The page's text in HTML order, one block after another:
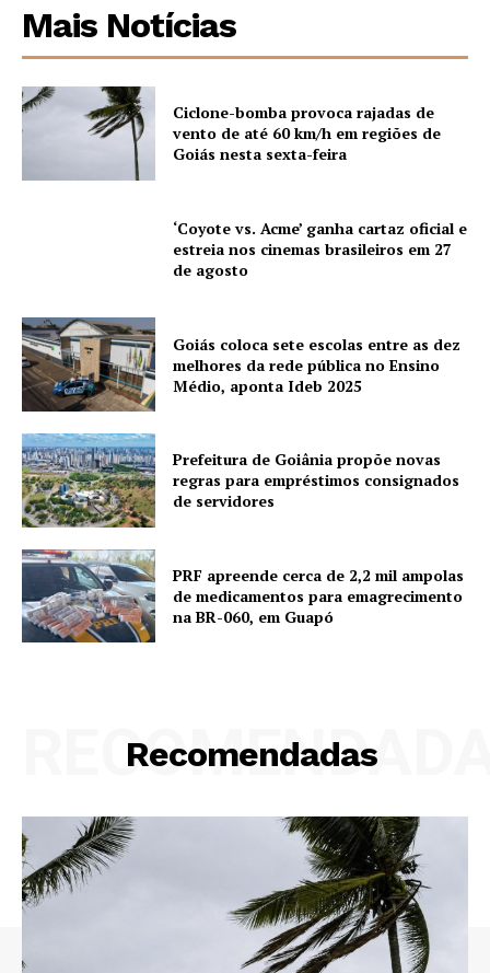
Mais Notícias
Ciclone-bomba provoca rajadas de
vento de até 60 km/h em regiões de
Goiás nesta sexta-feira
‘Coyote vs. Acme’ ganha cartaz oficial e
estreia nos cinemas brasileiros em 27
de agosto
Goiás coloca sete escolas entre as dez
melhores da rede pública no Ensino
Médio, aponta Ideb 2025
Prefeitura de Goiânia propõe novas
regras para empréstimos consignados
de servidores
PRF apreende cerca de 2,2 mil ampolas
de medicamentos para emagrecimento
na BR-060, em Guapó
Recomendadas